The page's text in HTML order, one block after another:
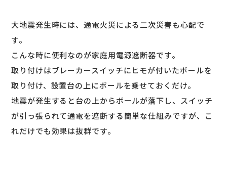
大地震発生時には、通電火災による二次災害も心配で
す。
こんな時に便利なのが家庭用電源遮断器です。
取り付けはブレーカースイッチにヒモが付いたボールを
取り付け、設置台の上にボールを乗せておくだけ。
地震が発生すると台の上からボールが落下し、スイッチ
が引っ張られて通電を遮断する簡単な仕組みですが、こ
れだけでも効果は抜群です。